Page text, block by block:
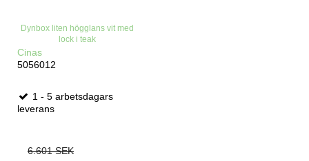
Dynbox liten högglans vit med
lock i teak
Cinas
5056012
1 - 5 arbetsdagars
leverans
6.601 SEK